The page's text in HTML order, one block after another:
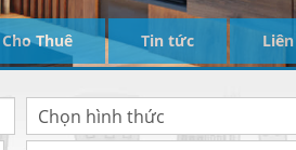
Cho Thuê Tin tức